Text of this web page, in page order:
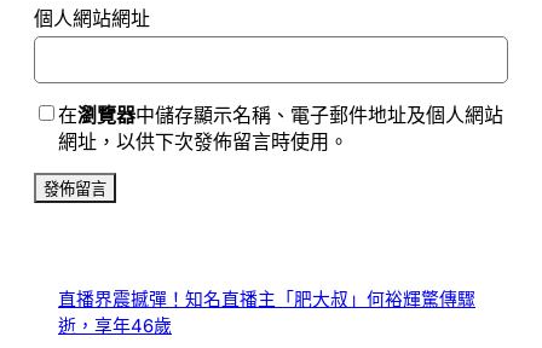
個人網站網址
在瀏覽器中儲存顯示名稱、電子郵件地址及個人網站
網址，以供下次發佈留言時使用。
直播界震撼彈！知名直播主「肥大叔」何裕輝驚傳驟
逝，享年46歲